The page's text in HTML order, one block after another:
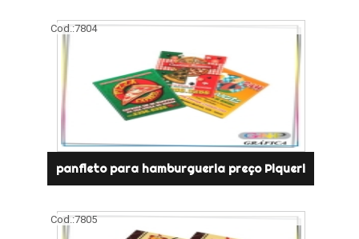
Cod.:7804
panfleto para hamburgueria preço Piqueri
Cod.:7805